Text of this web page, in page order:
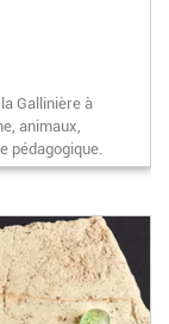
Gallinière à
animaux,
pédagogique.